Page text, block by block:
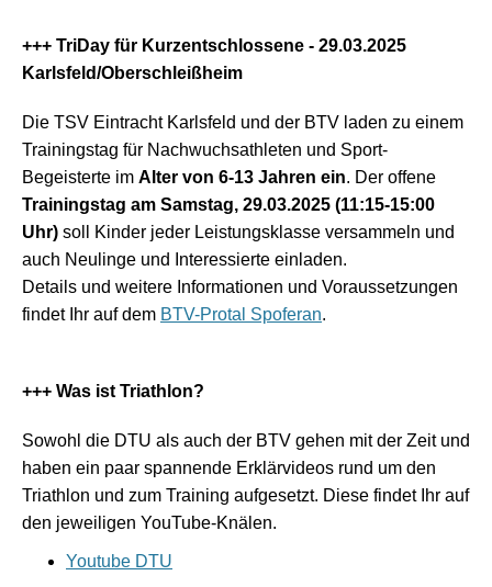
+++ TriDay für Kurzentschlossene - 29.03.2025
Karlsfeld/Oberschleißheim
Die TSV Eintracht Karlsfeld und der BTV laden zu einem
Trainingstag für Nachwuchsathleten und Sport-
Begeisterte im Alter von 6-13 Jahren ein. Der offene
Trainingstag am Samstag, 29.03.2025 (11:15-15:00
Uhr) soll Kinder jeder Leistungsklasse versammeln und
auch Neulinge und Interessierte einladen.
Details und weitere Informationen und Voraussetzungen
findet Ihr auf dem BTV-Protal Spoferan.
+++ Was ist Triathlon?
Sowohl die DTU als auch der BTV gehen mit der Zeit und
haben ein paar spannende Erklärvideos rund um den
Triathlon und zum Training aufgesetzt. Diese findet Ihr auf
den jeweiligen YouTube-Knälen.
Youtube DTU